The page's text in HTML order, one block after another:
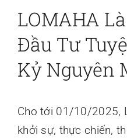
Liên hệ
LOMAHA
Đầu Tư
Kỷ Nguyên
Cho tới 01/10/2025,
khởi sự, thực chiến,